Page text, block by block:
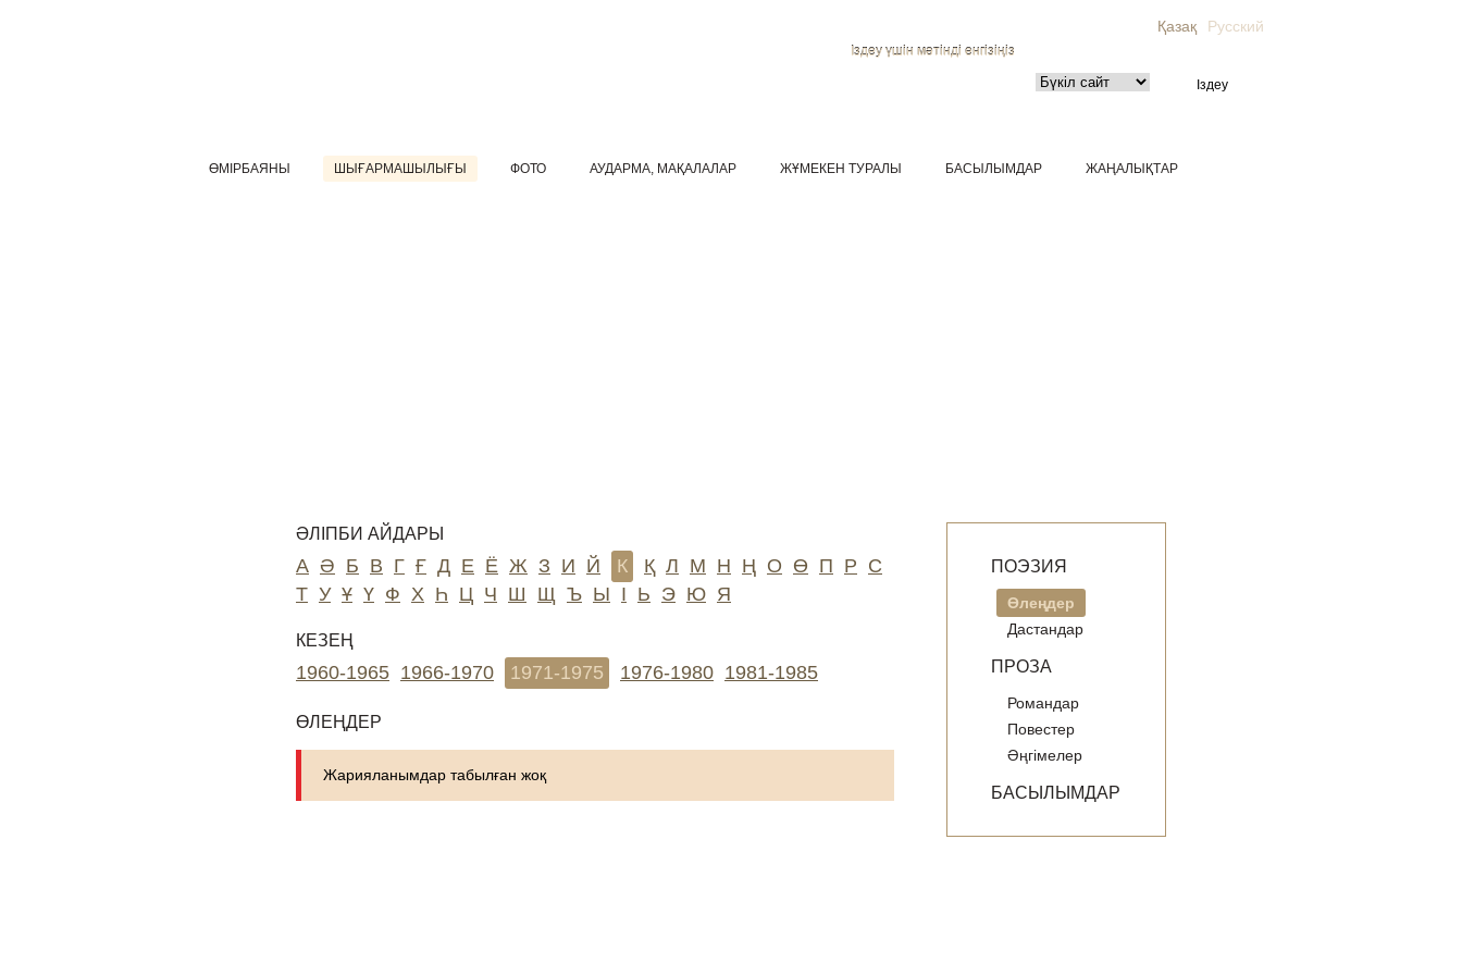
Қазақ Русский
Іздеу үшін мәтінді енгізіңіз
ӨМІРБАЯНЫ ШЫҒАРМАШЫЛЫҒЫ ФОТО АУДАРМА, МАҚАЛАЛАР ЖҰМЕКЕН ТУРАЛЫ БАСЫЛЫМДАР ЖАҢАЛЫҚТАР
ПОЭЗИЯ
Өлеңдер
Дастандар
ПРОЗА
Романдар
Повестер
Әңгімелер
БАСЫЛЫМДАР
ӘЛІПБИ АЙДАРЫ
А Ә Б В Г Ғ Д Е Ё Ж З И Й К Қ Л М Н Ң О Ө П Р С
Т У Ұ Ү Ф Х Һ Ц Ч Ш Щ Ъ Ы І Ь Э Ю Я
КЕЗЕҢ
1960-1965 1966-1970 1971-1975 1976-1980 1981-1985
ӨЛЕҢДЕР
Жарияланымдар табылған жоқ